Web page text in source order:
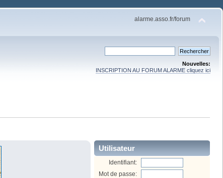
alarme.asso.fr/forum
Nouvelles:
INSCRIPTION AU FORUM ALARME cliquez ici
Utilisateur
Identifiant:
Mot de passe: